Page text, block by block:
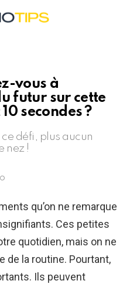
vous à
futur sur cette
secondes ?
défi, plus aucun
nez !
qu’on ne remarque
Ces petites
quotidien, mais on ne
de la routine. Pourtant,
Ils peuvent